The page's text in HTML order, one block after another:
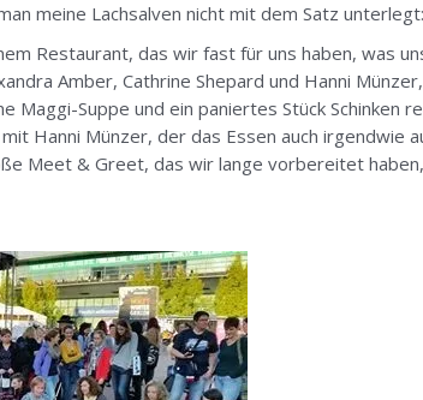
meine Lachsalven nicht mit dem Satz
Restaurant, das wir fast für uns haben, was
Amber, Cathrine Shepard und Hanni
Maggi-Suppe und ein paniertes Stück Schinken
Hanni Münzer, der das Essen auch irgendwie
Meet & Greet, das wir lange vorbereitet